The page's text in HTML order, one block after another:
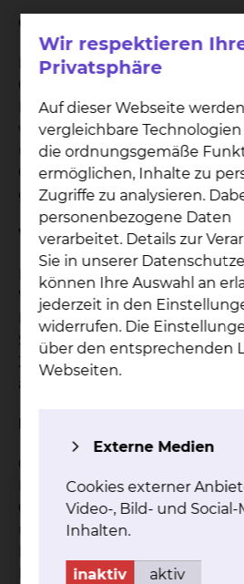
Grundlagen:
Eine Fangopackung ist ein
Gemisch mit einem
Nach der Erwärmung bis zum
wird flüssiges Fango in ein
und erhärtet in einem
Grad. Die erhärtete Packung
gewünschten Körperpartien
Wirkung und Ziele:
Durch den direkten
Wärmepackung kommt es zur
Mehrdurchblutung,
Schmerzlinderung,
Zusätzlich entsteht eine
auf die inneren Organe.
Indikationen:
Orthopädische und
Erkrankungen, degenerative
Gelenkerkrankungen,
und als Vorbereitung für
Bewegungstherapien.
Wir respektieren
Privatsphäre
Auf dieser Webseite
vergleichbare
die ordnungsgemäße
ermöglichen, Inhalte zu
Zugriffe zu analysieren.
personenbezogene Daten
verarbeitet. Details zur
Sie in unserer
können Ihre Auswahl an
jederzeit in den
widerrufen. Die
über den entsprechenden
Webseiten.
Externe Medien
Cookies externer
Video-, Bild- und Social-
Inhalten.
inaktiv aktiv